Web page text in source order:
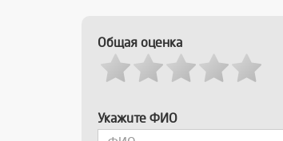
Общая оценка
Укажите ФИО